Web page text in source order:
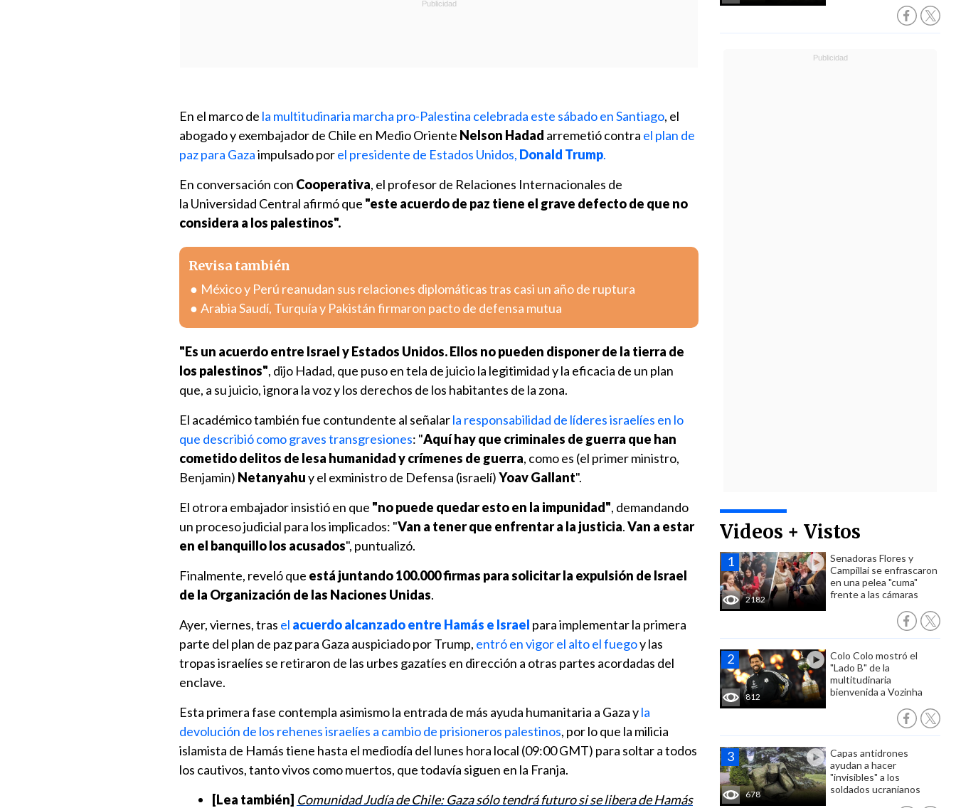
Videos + Vistos
2182
Senadoras Flores y
Campillai se enfrascaron
en una pelea "cuma"
frente a las cámaras
812
Colo Colo mostró el
"Lado B" de la
multitudinaria
bienvenida a Vozinha
678
Capas antidrones
ayudan a hacer
"invisibles" a los
soldados ucranianos
En el marco de la multitudinaria marcha pro-Palestina celebrada este sábado en Santiago, el
abogado y exembajador de Chile en Medio Oriente Nelson Hadad arremetió contra el plan de
paz para Gazaimpulsado porel presidente de Estados Unidos, Donald Trump.
En conversación con Cooperativa, el profesor de Relaciones Internacionales de
la Universidad Central afirmó que "este acuerdo de paz tiene el grave defecto de que no
considera a los palestinos".
Revisa también
México y Perú reanudan sus relaciones diplomáticas tras casi un año de ruptura
Arabia Saudí, Turquía y Pakistán firmaron pacto de defensa mutua
"Es un acuerdo entre Israel y Estados Unidos. Ellos no pueden disponer de la tierra de
los palestinos", dijo Hadad, que puso en tela de juicio la legitimidad y la eficacia de un plan
que, a su juicio, ignora la voz y los derechos de los habitantes de la zona.
El académico también fue contundente al señalarla responsabilidad de líderes israelíes en lo
que describió como graves transgresiones: "Aquí hay que criminales de guerra que han
cometido delitos de lesa humanidad y crímenes de guerra, como es (el primer ministro,
Benjamin) Netanyahuy el exministro de Defensa (israelí)Yoav Gallant".
El otrora embajador insistió en que "no puede quedar esto en la impunidad", demandando
un proceso judicial para los implicados: "Van a tener que enfrentar a la justicia.Van a estar
en el banquillo los acusados", puntualizó.
Finalmente, reveló que está juntando 100.000 firmas para solicitar la expulsión de Israel
de la Organización de las Naciones Unidas.
Ayer, viernes, tras el acuerdo alcanzado entre Hamás e Israel para implementar la primera
parte del plan de paz para Gaza auspiciado por Trump, entró en vigor el alto el fuegoy las
tropas israelíes se retiraron de las urbes gazatíes en dirección a otras partes acordadas del
enclave.
Esta primera fase contempla asimismo la entrada de más ayuda humanitaria a Gaza yla
devolución de los rehenes israelíes a cambio de prisioneros palestinos, por lo que la milicia
islamista de Hamás tiene hasta el mediodía del lunes hora local (09:00 GMT) para soltar a todos
los cautivos, tanto vivos como muertos, que todavía siguen en la Franja.
[Lea también] Comunidad Judía de Chile: Gaza sólo tendrá futuro si se libera de Hamás